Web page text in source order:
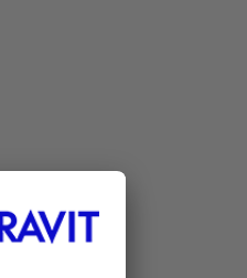
l/min, Duravit
water and
more